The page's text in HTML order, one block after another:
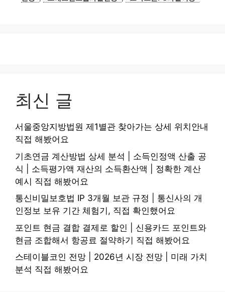
최신 글
서울중앙지방법원 제1별관 찾아가는 상세 위치안내
직접 해봤어요
기초연금 계산방법 상세 분석 | 소득인정액 산출 공
식 | 소득평가액 재산의 소득환산액 | 정확한 계산
예시 직접 해봤어요
통신비밀보호법 IP 3개월 보관 규정 | 통신사의 개
인정보 보유 기간 체험기, 직접 확인했어요
포인트 현금 결합 결제로 할인 | 신용카드 포인트와
현금 조합해서 항공료 절약하기 직접 해봤어요
스테이블코인 전망 | 2026년 시장 전망 | 미래 가치
분석 직접 해봤어요